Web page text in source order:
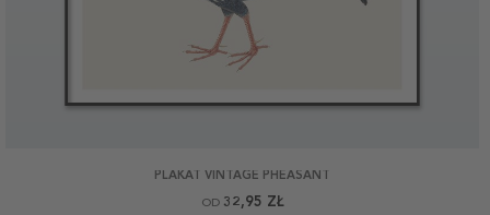
PLAKAT VINTAGE PHEASANT
OD 32,95 ZŁ